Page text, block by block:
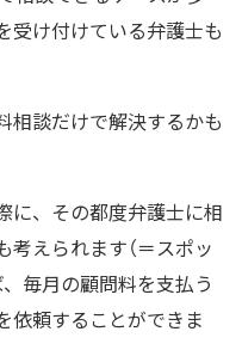
受け付けている弁護士も
相談だけで解決するかも
に、その都度弁護士に相
えられます（＝スポッ
毎月の顧問料を支払う
依頼することができま